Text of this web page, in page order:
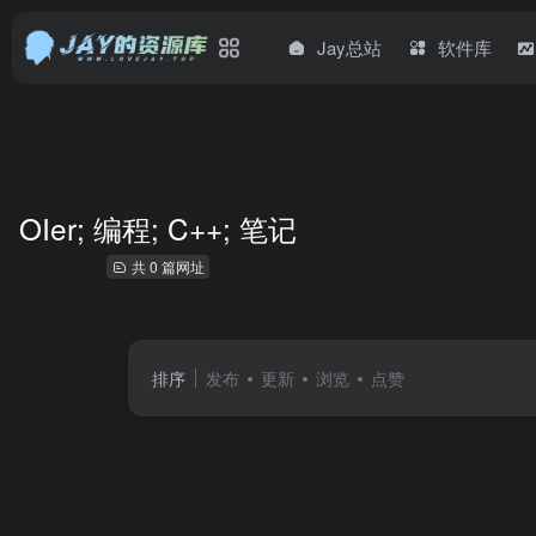
Jay总站 软件库
OIer; 编程; C++; 笔记
共 0 篇网址
排序 发布 更新 浏览 点赞